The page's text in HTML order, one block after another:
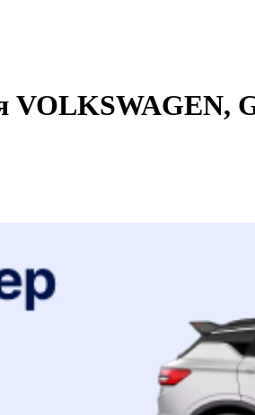
VOLKSWAGEN,